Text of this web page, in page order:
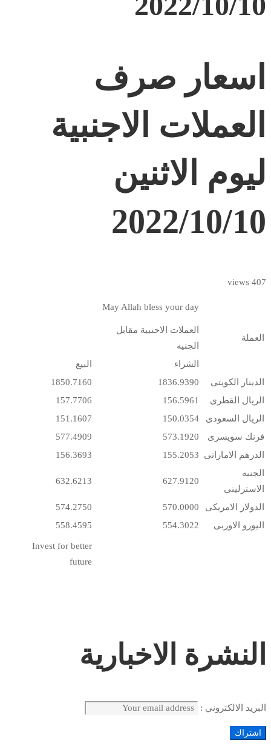
اسعار صرف
العملات الاجنبية
ليوم الاثنين
2022/10/10
407 views
May Allah bless your day
العملة
العملات الاجنبية مقابل
الجنيه
الشراء
البيع
الدينار الكويتى
1836.9390
1850.7160
الريال القطرى
156.5961
157.7706
الريال السعودى
150.0354
151.1607
فرنك سويسرى
573.1920
577.4909
الدرهم الاماراتى
155.2053
156.3693
الجنيه
الاسترلينى
627.9120
632.6213
الدولار الامريكى 570.0000
574.2750
اليورو الاوربى
554.3022
558.4595
Invest for better
future
النشرة الاخبارية
البريد الالكتروني :